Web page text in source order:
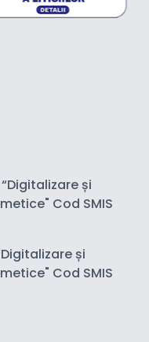
și
Cod SMIS
și
Cod SMIS